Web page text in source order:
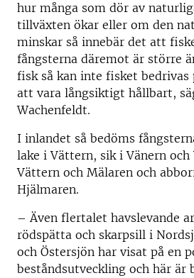
hur många som dör av
tillväxten ökar eller om den
minskar så innebär det att
fångsterna däremot är större
fisk så kan inte fisket bedrivas
att vara långsiktigt hållbart,
Wachenfeldt.
I inlandet så bedöms
lake i Vättern, sik i Vänern
Vättern och Mälaren och
Hjälmaren.
– Även flertalet havslevande
rödspätta och skarpsill i
och Östersjön har visat på en
beståndsutveckling och här är